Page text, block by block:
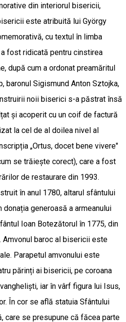
din interiorul bisericii,
este atribuită lui György
cu textul în limba
fost ridicată pentru cinstirea
după cum a ordonat preamăritul
baronul Sigismund Anton Sztojka,
noii biserici s-a păstrat însă
și acoperit cu un coif de factură
la cel de al doilea nivel al
„Ortus, docet bene vivere"
se trăiește corect), care a fost
de restaurare din 1993.
în anul 1780, altarul sfântului
donația generoasă a armeanului
Ioan Botezătorul în 1775, din
Amvonul baroc al bisericii este
Parapetul amvonului este
părinți ai bisericii, pe coroana
iar în vârf figura lui Isus,
În cor se află statuia Sfântului
care se presupune că făcea parte